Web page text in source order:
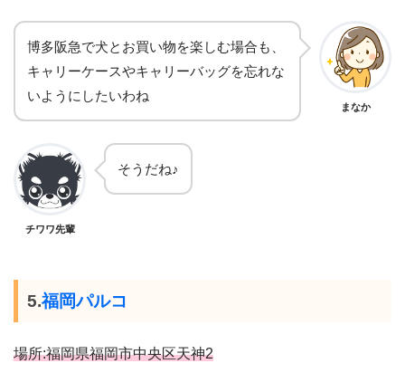
博多阪急で犬とお買い物を楽しむ場合も、
キャリーケースやキャリーバッグを忘れな
いようにしたいわね
まなか
チワワ先輩
そうだね♪
5.福岡パルコ
場所:福岡県福岡市中央区天神2